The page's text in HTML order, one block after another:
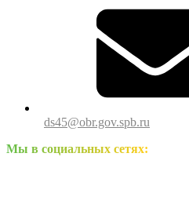
ds45@obr.gov.spb.ru
Мы в социальных сетях: